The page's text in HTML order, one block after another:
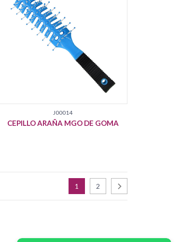
J00014
CEPILLO ARAÑA MGO DE GOMA
1 2